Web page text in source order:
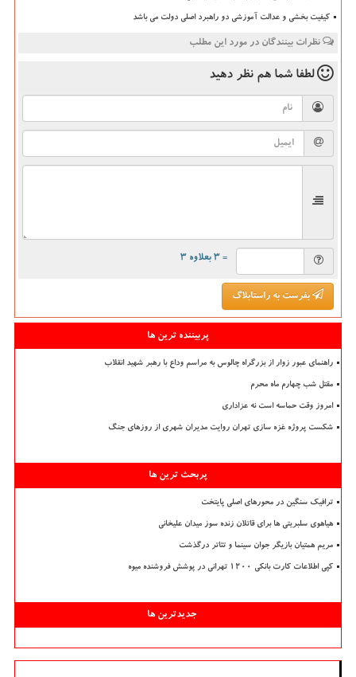
کیفیت بخشی و عدالت آموزشی دو راهبرد اصلی دولت می باشد
نظرات بینندگان در مورد این مطلب
لطفا شما هم نظر دهید
= ۳ بعلاوه ۳
بفرست به راستابلاگ
پربیننده ترین ها
راهنمای عبور زوار از بزرگراه چالوس به مراسم وداع با رهبر شهید انقلاب
مقتل شب چهارم ماه محرم
امروز وقت حماسه است نه عزاداری
شکست پروژه غزه سازی تهران روایت مدیران شهری از روزهای جنگ
پربحث ترین ها
ترافیک سنگین در محورهای اصلی پایتخت
هیاهوی سلبریتی ها برای قاتلان زنده سوز میدان علیخانی
مریم همتیان بازیگر جوان سینما و تئاتر درگذشت
کپی اطلاعات کارت بانکی ۱۲۰۰ تهرانی در پوشش فروشنده میوه
جدیدترین ها